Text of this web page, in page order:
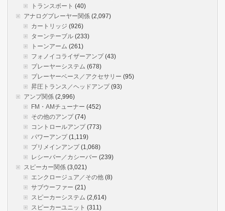
トランスボート (40)
アナログプレーヤー関係 (2,097)
カートリッジ (926)
ターンテーブル (233)
トーンアーム (261)
フォノイコライザーアンプ(43)
プレーヤーシステム (678)
プレーヤーベース／アクセサリー (95)
昇圧トランス／ヘッドアンプ(93)
アンプ関係 (2,996)
FM・AMチューナー (452)
その他のアンプ(74)
コントロールアンプ(773)
パワーアンプ(1,119)
プリメインアンプ(1,068)
レシーバー／カシーバー (239)
スピーカー関係 (3,021)
エンクロージュア／その他 (8)
サブウーファー (21)
スピーカーシステム (2,614)
スピーカーユニット (311)